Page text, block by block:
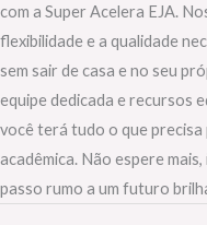
com a Super Acelera EJA.
flexibilidade e a qualidade
sem sair de casa e no seu
equipe dedicada e recursos
você terá tudo o que
acadêmica. Não espere
passo rumo a um futuro